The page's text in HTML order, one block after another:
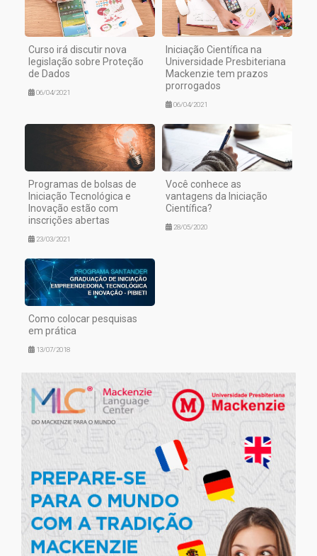
Curso irá discutir nova
legislação sobre Proteção
de Dados
06/04/2021
Iniciação Científica na
Universidade Presbiteriana
Mackenzie tem prazos
prorrogados
06/04/2021
Programas de bolsas de
Iniciação Tecnológica e
Inovação estão com
inscrições abertas
23/03/2021
Você conhece as
vantagens da Iniciação
Científica?
28/05/2020
Como colocar pesquisas
em prática
13/07/2018